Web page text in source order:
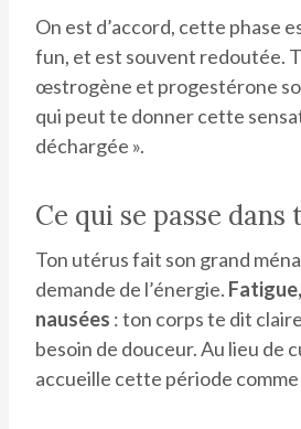
On est d’accord, cette phase
fun, et est souvent redoutée.
œstrogène et progestérone
qui peut te donner cette
déchargée ».
Ce qui se passe dans
Ton utérus fait son grand
demande de l’énergie.
nausées : ton corps te dit
besoin de douceur. Au lieu de
accueille cette période comme